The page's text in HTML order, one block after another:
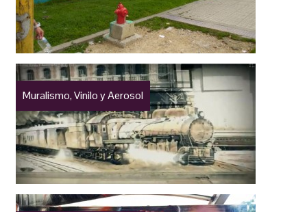
Muralismo, Vinilo y Aerosol